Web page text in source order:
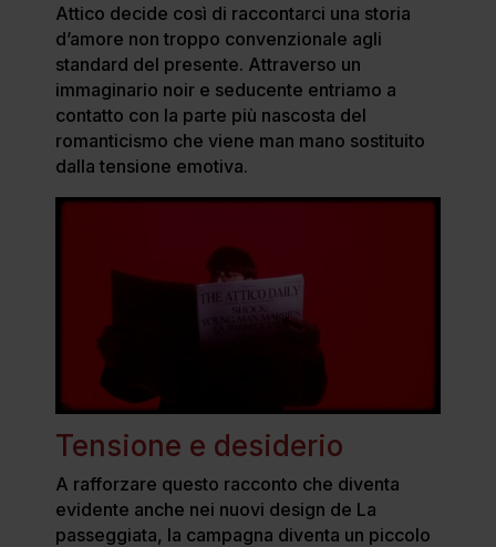
Attico decide così di raccontarci una storia
d’amore non troppo convenzionale agli
standard del presente. Attraverso un
immaginario noir e seducente entriamo a
contatto con la parte più nascosta del
romanticismo che viene man mano sostituito
dalla tensione emotiva.
Tensione e desiderio
A rafforzare questo racconto che diventa
evidente anche nei nuovi design de La
passeggiata, la campagna diventa un piccolo